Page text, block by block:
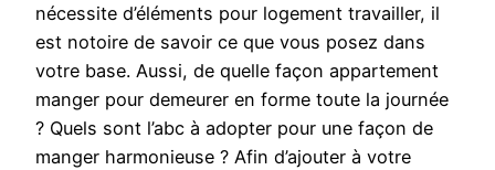
nécessite d’éléments pour logement travailler, il
est notoire de savoir ce que vous posez dans
votre base. Aussi, de quelle façon appartement
manger pour demeurer en forme toute la journée
? Quels sont l’abc à adopter pour une façon de
manger harmonieuse ? Afin d’ajouter à votre